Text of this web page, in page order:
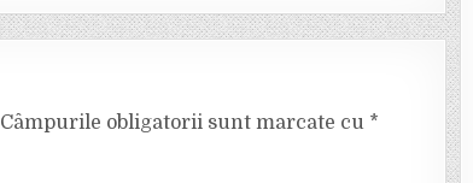
Câmpurile obligatorii sunt marcate cu *